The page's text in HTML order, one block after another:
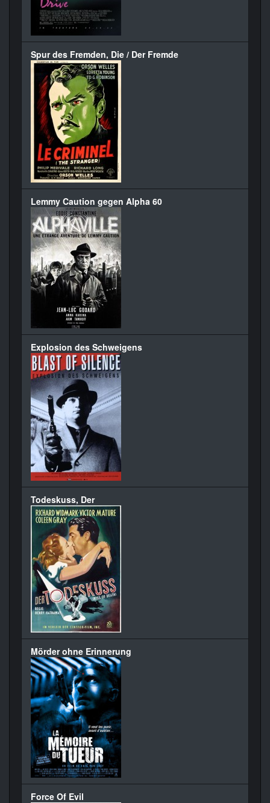
Spur des Fremden, Die / Der Fremde
Lemmy Caution gegen Alpha 60
Explosion des Schweigens
Todeskuss, Der
Mörder ohne Erinnerung
Force Of Evil